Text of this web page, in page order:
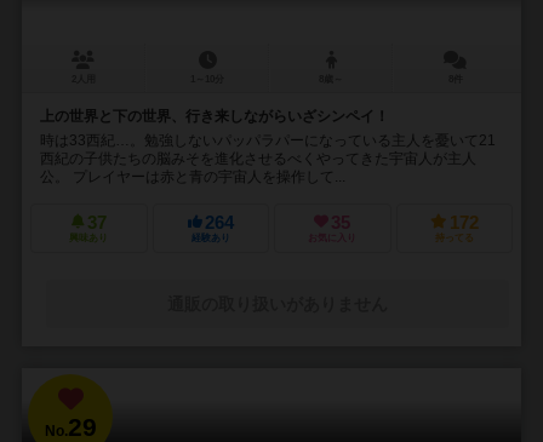
上の世界と下の世界、行き来しながらいざシンペイ！
時は33西紀…。勉強しないパッパラパーになっている主人を憂いて21
西紀の子供たちの脳みそを進化させるべくやってきた宇宙人が主人
公。 プレイヤーは赤と青の宇宙人を操作して...
37
興味あり
264
経験あり
35
お気に入り
172
持ってる
No.29